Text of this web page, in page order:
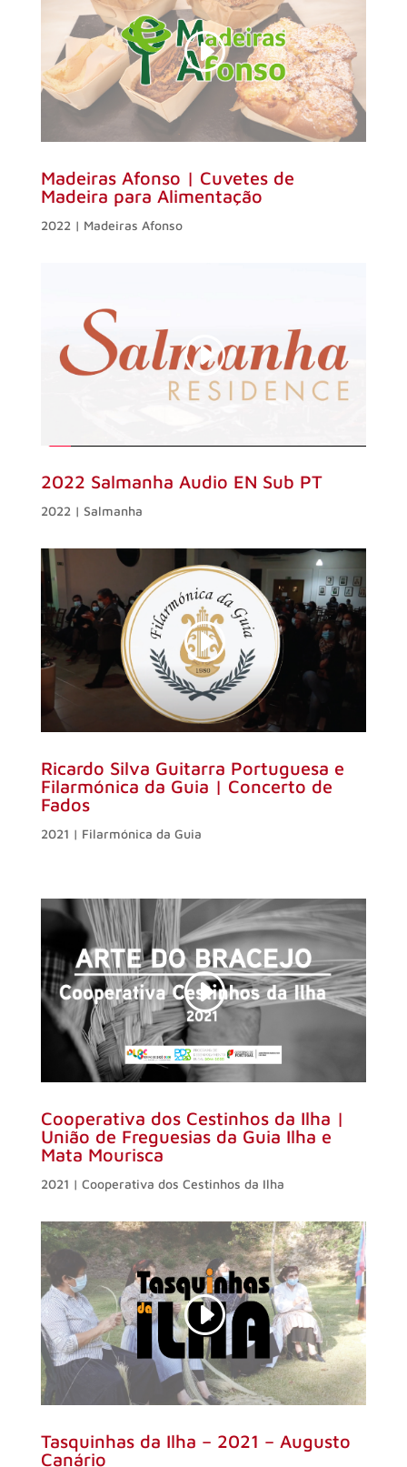
Madeiras Afonso | Cuvetes de
Madeira para Alimentação
2022 | Madeiras Afonso
2022 Salmanha Audio EN Sub PT
2022 | Salmanha
Ricardo Silva Guitarra Portuguesa e
Filarmónica da Guia | Concerto de
Fados
2021 | Filarmónica da Guia
Cooperativa dos Cestinhos da Ilha |
União de Freguesias da Guia Ilha e
Mata Mourisca
2021 | Cooperativa dos Cestinhos da Ilha
Tasquinhas da Ilha – 2021 – Augusto
Canário